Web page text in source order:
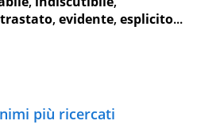
,evidente,esplicito...
più ricercati